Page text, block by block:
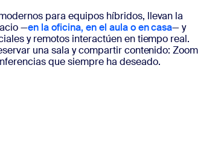
para equipos híbridos, llevan la
—en la oficina, en el aula o en casa— y
y remotos interactúen en tiempo real.
una sala y compartir contenido: Zoom
que siempre ha deseado.